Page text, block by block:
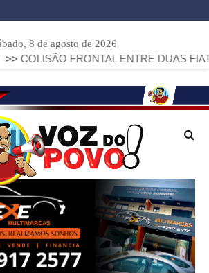
8 de agosto de 2026
ENTRE DUAS FIAT STRADA